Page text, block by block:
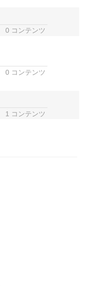
0 コンテンツ
0 コンテンツ
1 コンテンツ